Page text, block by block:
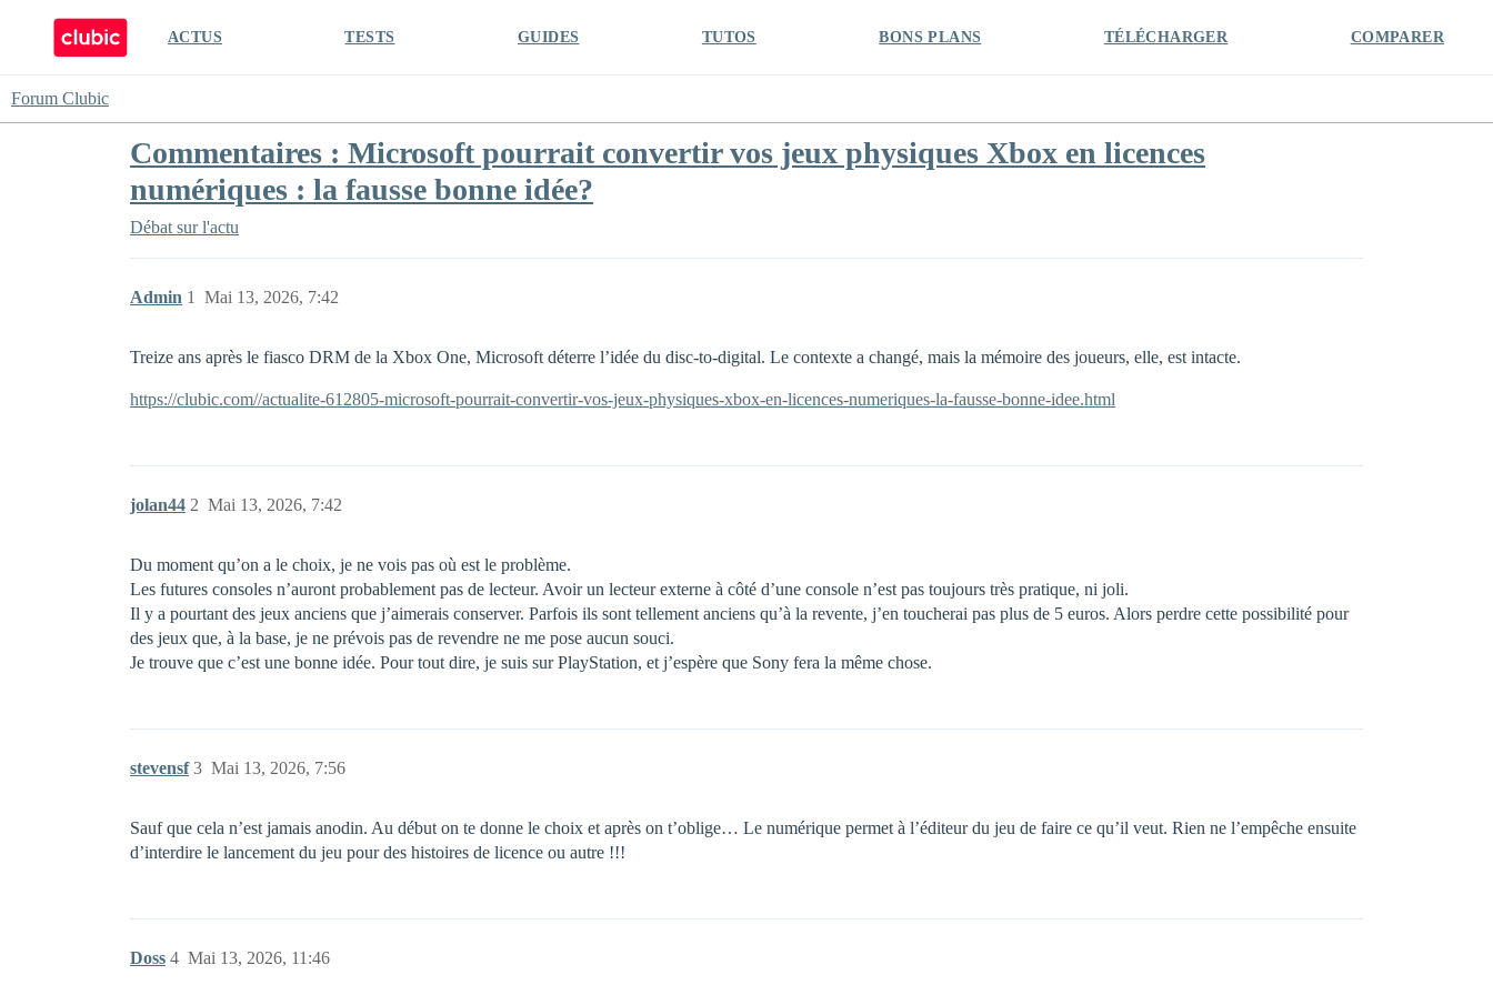
ACTUS TESTS GUIDES TUTOS BONS PLANS TÉLÉCHARGER COMPARER
Forum Clubic
Commentaires : Microsoft pourrait convertir vos jeux physiques Xbox en licences
numériques : la fausse bonne idée?
Débat sur l'actu
Admin Mai 13, 2026, 7:42
1
Treize ans après le fiasco DRM de la Xbox One, Microsoft déterre l’idée du disc-to-digital. Le contexte a changé, mais la mémoire des joueurs, elle, est intacte.
https://clubic.com//actualite-612805-microsoft-pourrait-convertir-vos-jeux-physiques-xbox-en-licences-numeriques-la-fausse-bonne-idee.html
jolan44 Mai 13, 2026, 7:42
2
Du moment qu’on a le choix, je ne vois pas où est le problème.
Les futures consoles n’auront probablement pas de lecteur. Avoir un lecteur externe à côté d’une console n’est pas toujours très pratique, ni joli.
Il y a pourtant des jeux anciens que j’aimerais conserver. Parfois ils sont tellement anciens qu’à la revente, j’en toucherai pas plus de 5 euros. Alors perdre cette possibilité pour
des jeux que, à la base, je ne prévois pas de revendre ne me pose aucun souci.
Je trouve que c’est une bonne idée. Pour tout dire, je suis sur PlayStation, et j’espère que Sony fera la même chose.
stevensf Mai 13, 2026, 7:56
3
Sauf que cela n’est jamais anodin. Au début on te donne le choix et après on t’oblige… Le numérique permet à l’éditeur du jeu de faire ce qu’il veut. Rien ne l’empêche ensuite
d’interdire le lancement du jeu pour des histoires de licence ou autre !!!
Doss Mai 13, 2026, 11:46
4